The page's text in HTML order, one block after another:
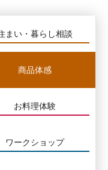
まい・暮らし相談
商品体感
お料理体験
ワークショップ